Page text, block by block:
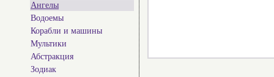
Ангелы
Водоемы
Корабли и машины
Мультики
Абстракция
Зодиак